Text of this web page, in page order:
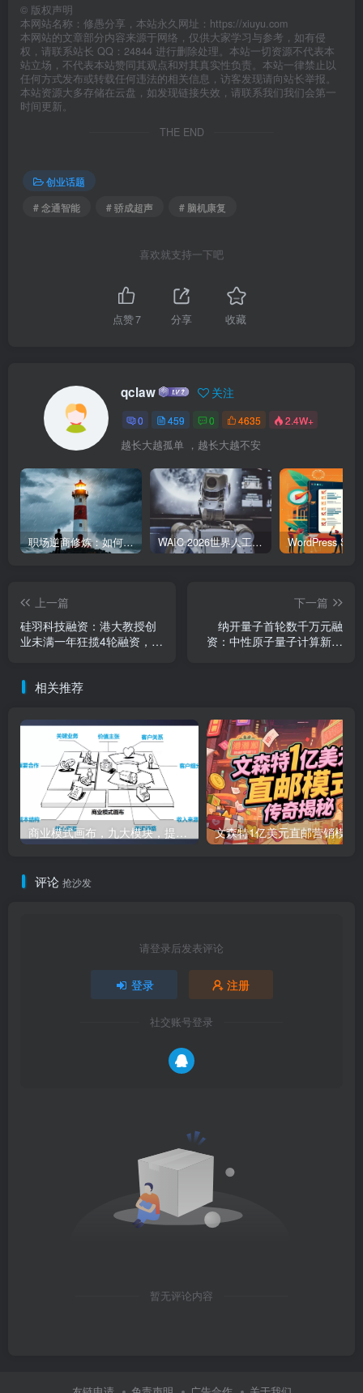
© 版权声明
本网站名称：修愚分享，本站永久网址：https://xiuyu.com
本网站的文章部分内容来源于网络，仅供大家学习与参考，如有侵
权，请联系站长 QQ：24844 进行删除处理。本站一切资源不代表本
站立场，不代表本站赞同其观点和对其真实性负责。本站一律禁止以
任何方式发布或转载任何违法的相关信息，访客发现请向站长举报。
本站资源大多存储在云盘，如发现链接失效，请联系我们我们会第一
时间更新。
THE END
创业话题
# 念通智能
# 骄成超声 # 脑机康复
喜欢就支持一下吧
点赞7 分享 收藏
qclaw 关注
0 459 0 4635 2.4W+
越长大越孤单 ，越长大越不安
职场逆商修炼：如何把每一次挫折转化为成长的养分 WAIC 2026世界人工智能大会7月17日开幕：300款全球首发，展览面积首破10万平米
上一篇
硅羽科技融资：港大教授创
业未满一年狂揽4轮融资，阿
下一篇
纳开量子首轮数千万元融
资：中性原子量子计算新锐
相关推荐
商业模式画布，九大模块，提供下载
评论 抢沙发
请登录后发表评论
登录 注册
社交账号登录
暂无评论内容